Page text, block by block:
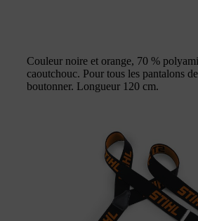
Couleur noire et orange, 70 %
caoutchouc. Pour tous les pantalons
boutonner. Longueur 120 cm.